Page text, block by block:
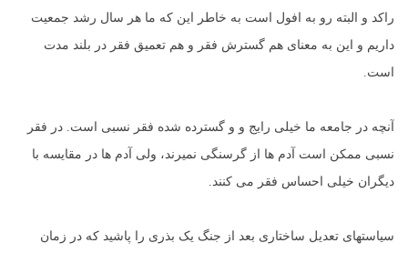
راکد و البته رو به افول است به خاطر این که ما هر سال رشد جمعیت
داریم و این به معنای هم گسترش فقر و هم تعمیق فقر در بلند مدت
است.
آنچه در جامعه ما خیلی رایج و و گسترده شده فقر نسبی است. در فقر
نسبی ممکن است آدم ها از گرسنگی نمیرند، ولی آدم ها در مقایسه با
دیگران خیلی احساس فقر می کنند.
سیاستهای تعدیل ساختاری بعد از جنگ یک بذری را پاشید که در زمان